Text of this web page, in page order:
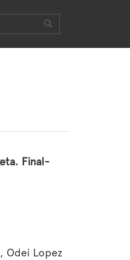
Final-
Odei Lopez